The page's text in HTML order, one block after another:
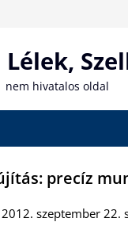
Lélek,
nem hivatalos oldal
precíz
szeptember 22.